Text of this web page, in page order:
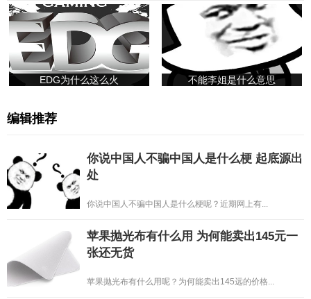
EDG为什么这么火 不能李姐是什么意思
编辑推荐
你说中国人不骗中国人是什么梗 起底源出
处
你说中国人不骗中国人是什么梗呢？近期网上有...
苹果抛光布有什么用 为何能卖出145元一
张还无货
苹果抛光布有什么用呢？为何能卖出145远的价格...